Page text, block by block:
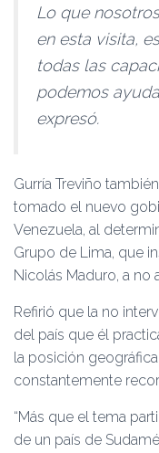
Lo que
en esta visita,
todas las
podemos
expresó.
Gurría Treviño
tomado el nuevo
Venezuela, al
Grupo de Lima, que
Nicolás Maduro, a no
Refirió que la no
del país que él
la posición
constantemente
“Más que el tema
de un país de